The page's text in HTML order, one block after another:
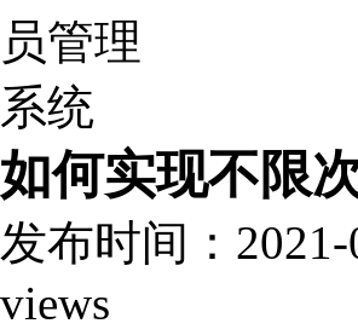
如何实现不限
发布时间：2021-
views